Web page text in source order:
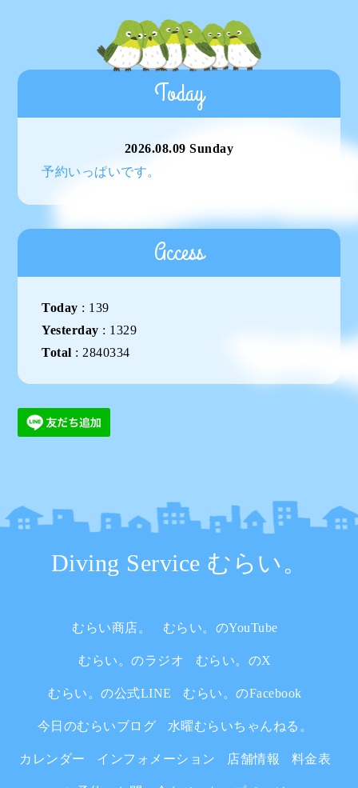
Today
2026.08.09 Sunday
予約いっぱいです。
Access
Today : 139
Yesterday : 1329
Total : 2840334
Diving Service むらい。
むらい商店。 むらい。のYouTube
むらい。のラジオ むらい。のX
むらい。の公式LINE むらい。のFacebook
今日のむらいブログ 水曜むらいちゃんねる。
カレンダー インフォメーション 店舗情報 料金表